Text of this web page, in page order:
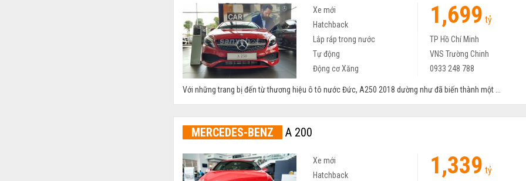
Xe mới 1,699 tỷ
Hatchback
Lắp ráp trong nước
TP Hồ Chí Minh
Tự động
VNS Trường Chinh
Động cơ Xăng
0933 248 788
Với những trang bị đến từ thương hiệu ô tô nước Đức, A250 2018 dường như đã biến thành một ...
MERCEDES-BENZ A 200
Xe mới 1,339 tỷ
Hatchback